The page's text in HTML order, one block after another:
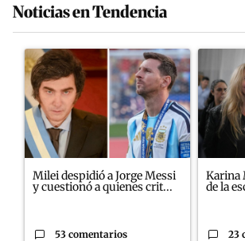
Noticias en Tendencia
Este listado muestra los artículos con más
Un artículo de tendencia con el título
Milei despidió a Jorge Messi
y cuestionó a quienes crit...
53 comentarios
Un
Karina
de la
23